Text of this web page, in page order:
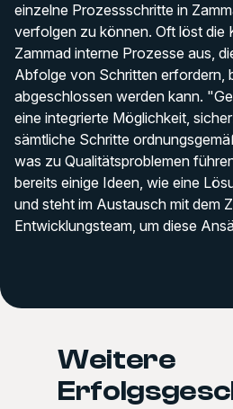
einzelne Prozessschritte in
verfolgen zu können. Oft löst die
Zammad interne Prozesse aus,
Abfolge von Schritten erfordern,
abgeschlossen werden kann.
eine integrierte Möglichkeit,
sämtliche Schritte
was zu Qualitätsproblemen
bereits einige Ideen, wie eine
und steht im Austausch mit dem
Entwicklungsteam, um diese
Weitere